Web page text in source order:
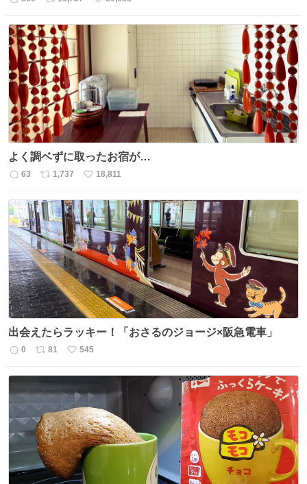
返
数
リ
ス
ト
数
い
よく調ベずに取ったお宿が…
返
数
63
リ
ス
ト
数
1,737
い
ね
数
18,811
出会えたらラッキー！「おさるのジョージ×阪急電車」
返
0
リ
ス
ト
数
81
い
数
545